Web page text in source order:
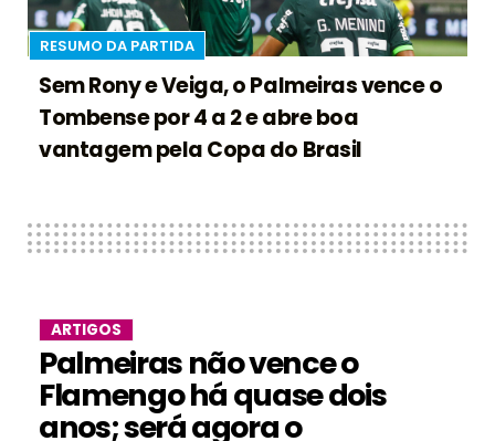
RESUMO DA PARTIDA
Sem Rony e Veiga, o Palmeiras vence o
Tombense por 4 a 2 e abre boa
vantagem pela Copa do Brasil
ARTIGOS
Palmeiras não vence o
Flamengo há quase dois
anos; será agora o